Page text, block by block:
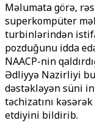
Məlumata görə,
superkompüter
turbinlərindən
pozduğunu idda
NAACP-nin
Ədliyyə Nazirliyi
dəstəkləyən süni
təchizatını
etdiyini bildirib.